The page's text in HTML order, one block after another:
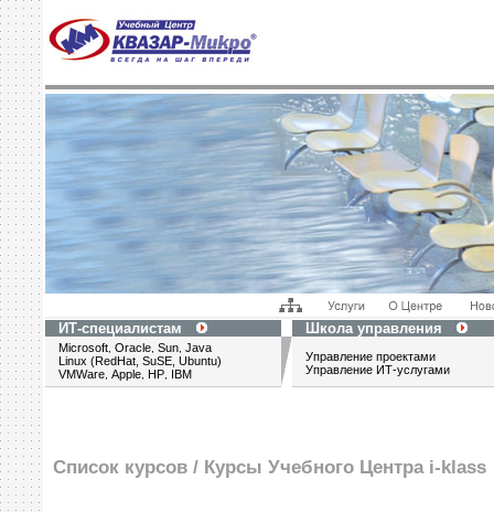
ИТ-специалистам Школа управления
Microsoft Oracle Sun Java
Linux (RedHat, SuSE, Ubuntu)
VMWare Apple HP IBM
Управление проектами
Управление ИТ-услугами
Список курсов / Курсы Учебного Центра i-klass